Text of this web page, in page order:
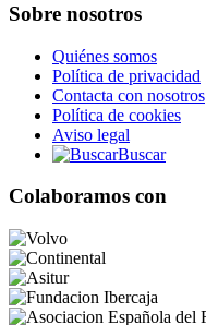
Sobre nosotros
Quiénes somos
Política de privacidad
Contacta con nosotros
Política de cookies
Aviso legal
Buscar
Colaboramos con